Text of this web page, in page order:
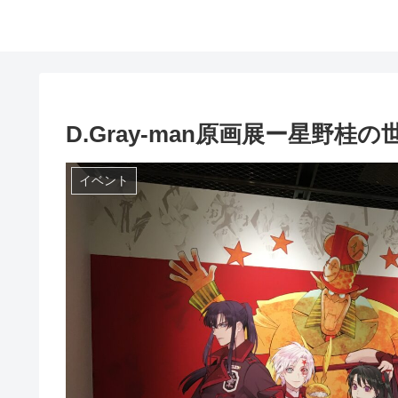
D.Gray-man原画展ー星野桂の
イベント